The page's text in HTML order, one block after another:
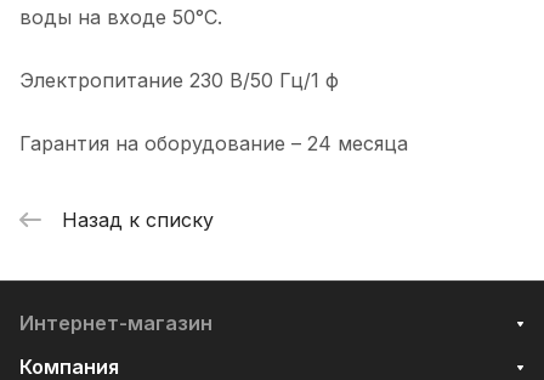
воды на входе 50°С.
Электропитание 230 В/50 Гц/1 ф
Гарантия на оборудование – 24 месяца
Назад к списку
Интернет-магазин
Компания